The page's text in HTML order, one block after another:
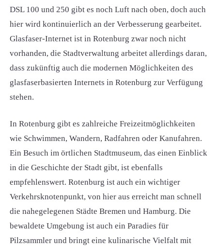
DSL 100 und 250 gibt es noch Luft nach oben, doch auch
hier wird kontinuierlich an der Verbesserung gearbeitet.
Glasfaser-Internet ist in Rotenburg zwar noch nicht
vorhanden, die Stadtverwaltung arbeitet allerdings daran,
dass zukünftig auch die modernen Möglichkeiten des
glasfaserbasierten Internets in Rotenburg zur Verfügung
stehen.
In Rotenburg gibt es zahlreiche Freizeitmöglichkeiten
wie Schwimmen, Wandern, Radfahren oder Kanufahren.
Ein Besuch im örtlichen Stadtmuseum, das einen Einblick
in die Geschichte der Stadt gibt, ist ebenfalls
empfehlenswert. Rotenburg ist auch ein wichtiger
Verkehrsknotenpunkt, von hier aus erreicht man schnell
die nahegelegenen Städte Bremen und Hamburg. Die
bewaldete Umgebung ist auch ein Paradies für
Pilzsammler und bringt eine kulinarische Vielfalt mit